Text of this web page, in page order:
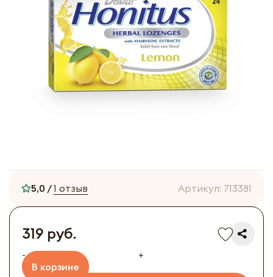
5,0 /1 отзыв Артикул: 713381
319 руб.
-
+
В корзине